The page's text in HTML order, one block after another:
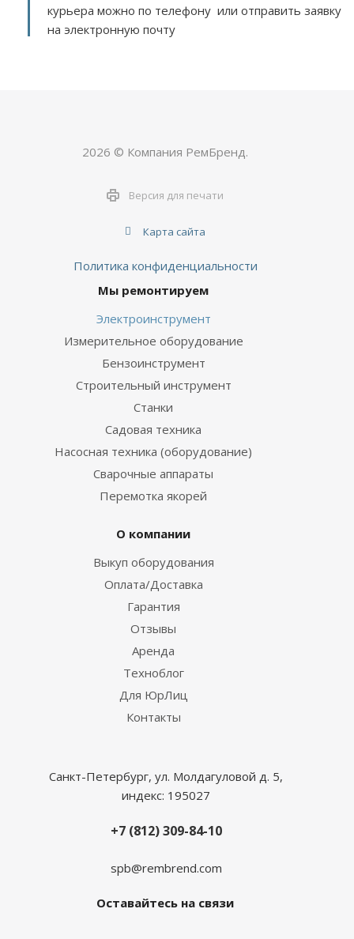
курьера можно по телефону или отправить заявку
на электронную почту
2026 © Компания РемБренд.
Версия для печати
Карта сайта
Политика конфиденциальности
Мы ремонтируем
Электроинструмент
Измерительное оборудование
Бензоинструмент
Строительный инструмент
Станки
Садовая техника
Насосная техника (оборудование)
Сварочные аппараты
Перемотка якорей
О компании
Выкуп оборудования
Оплата/Доставка
Гарантия
Отзывы
Аренда
Техноблог
Для ЮрЛиц
Контакты
Санкт-Петербург, ул. Молдагуловой д. 5,
индекс: 195027
+7 (812) 309-84-10
spb@rembrend.com
Оставайтесь на связи